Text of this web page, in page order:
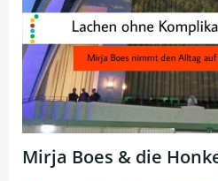
Mirja Boes & die